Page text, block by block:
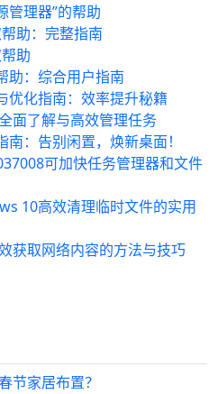
管理器”的帮助
助：完整指南
助
助：综合用户指南
化指南：效率提升秘籍
面了解与高效管理任务
：告别闲置，焕新桌面！
可加快任务管理器和文件
10高效清理临时文件的实用
获取网络内容的方法与技巧
节家居布置？